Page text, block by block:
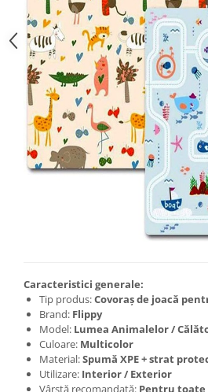
Caracteristici generale:
Tip produs:Covoraș de joacă
Brand: Flippy
Model: Lumea Animalelor /
Culoare: Multicolor
Material:Spumă XPE + strat
Utilizare: Interior / Exterior
Vârstă recomandată: Pentru toate